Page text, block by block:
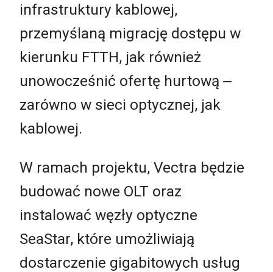
infrastruktury kablowej,
przemyślaną migrację dostępu w
kierunku FTTH, jak również
unowocześnić ofertę hurtową ‒
zarówno w sieci optycznej, jak
kablowej.
W ramach projektu, Vectra będzie
budować nowe OLT oraz
instalować węzły optyczne
SeaStar, które umożliwiają
dostarczenie gigabitowych usług